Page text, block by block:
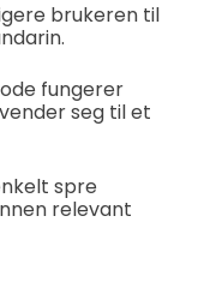
brukeren til
fungerer
seg til et
spre
relevant